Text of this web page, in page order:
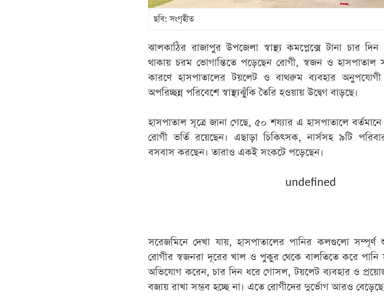
ছবি: সংগৃহীত
ঝালকাঠির রাজাপুর উপজেলা স্বাস্থ্য কমপ্লেক্সে টানা চার
থাকায় চরম ভোগান্তিতে পড়েছেন রোগী, স্বজন ও হাসপাতাল
কারণে হাসপাতালের টয়লেট ও বাথরুম ব্যবহার
অপরিচ্ছন্ন পরিবেশে স্বাস্থ্যঝুঁকি তৈরি হওয়ায় উদ্বেগ বাড়ছে।
হাসপাতাল সূত্রে জানা গেছে, ৫০ শয্যার এ হাসপাতালে
রোগী ভর্তি রয়েছেন। এছাড়া চিকিৎসক, নার্সসহ ৯টি
বসবাস করছেন। তারাও একই সংকটে পড়েছেন।
undefined
সরেজমিনে দেখা যায়, হাসপাতালের পানির কলগুলো সম্পূর্ণ
রোগীর স্বজনরা দূরের খাল ও পুকুর থেকে বালতিতে করে পানি
অভিযোগ করেন, চার দিন ধরে গোসল, টয়লেট ব্যবহার ও
বজায় রাখা সম্ভব হচ্ছে না। এতে রোগীদের দুর্ভোগ আরও